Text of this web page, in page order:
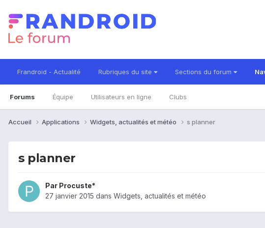
Frandroid - Actualité Rubriques du site Sections du forum
Forums Équipe Utilisateurs en ligne Clubs
Accueil Applications Widgets, actualités et météo s planner
s planner
Par Procuste*
27 janvier 2015 dans Widgets, actualités et météo